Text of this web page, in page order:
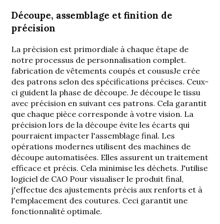
Découpe, assemblage et finition de
précision
La précision est primordiale à chaque étape de
notre processus de personnalisation complet.
fabrication de vêtements coupés et coususJe crée
des patrons selon des spécifications précises. Ceux-
ci guident la phase de découpe. Je découpe le tissu
avec précision en suivant ces patrons. Cela garantit
que chaque pièce corresponde à votre vision. La
précision lors de la découpe évite les écarts qui
pourraient impacter l'assemblage final. Les
opérations modernes utilisent des machines de
découpe automatisées. Elles assurent un traitement
efficace et précis. Cela minimise les déchets. J'utilise
logiciel de CAO Pour visualiser le produit final,
j'effectue des ajustements précis aux renforts et à
l'emplacement des coutures. Ceci garantit une
fonctionnalité optimale.